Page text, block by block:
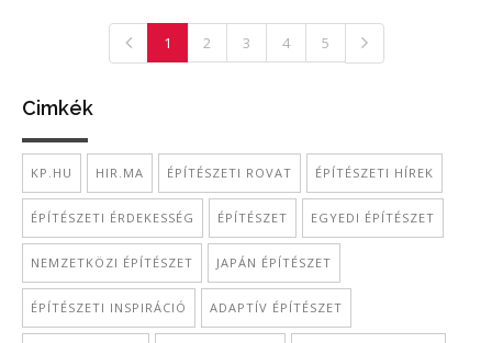
1 2 3 4 5
Cimkék
KP.HU HIR.MA ÉPÍTÉSZETI ROVAT ÉPÍTÉSZETI HÍREK
ÉPÍTÉSZETI ÉRDEKESSÉG ÉPÍTÉSZET EGYEDI ÉPÍTÉSZET
NEMZETKÖZI ÉPÍTÉSZET JAPÁN ÉPÍTÉSZET
ÉPÍTÉSZETI INSPIRÁCIÓ ADAPTÍV ÉPÍTÉSZET